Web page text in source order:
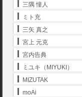
三隅 憧人
ミト充
三矢 真之
宮上 元克
宮内告典
ミユキ（MIYUKI）
MIZUTAK
moAi